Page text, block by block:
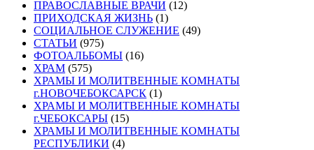
ПРАВОСЛАВНЫЕ ВРАЧИ (12)
ПРИХОДСКАЯ ЖИЗНЬ (1)
СОЦИАЛЬНОЕ СЛУЖЕНИЕ (49)
СТАТЬИ (975)
ФОТОАЛЬБОМЫ (16)
ХРАМ (575)
ХРАМЫ И МОЛИТВЕННЫЕ КОМНАТЫ
г.НОВОЧЕБОКСАРСК (1)
ХРАМЫ И МОЛИТВЕННЫЕ КОМНАТЫ
г.ЧЕБОКСАРЫ (15)
ХРАМЫ И МОЛИТВЕННЫЕ КОМНАТЫ
РЕСПУБЛИКИ (4)